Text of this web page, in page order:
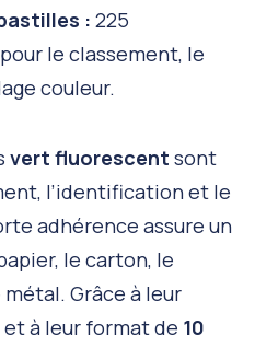
: 225
le classement, le
couleur.
vert fluorescent sont
l’identification et le
adhérence assure un
le carton, le
Grâce à leur
à leur format de 10